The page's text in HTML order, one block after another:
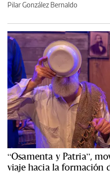
Pilar González Bernaldo
“Osamenta y Patria”,
viaje hacia la formación